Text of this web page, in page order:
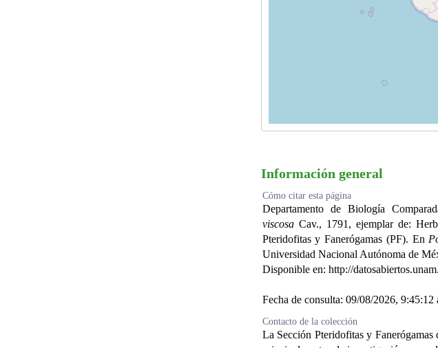
Información general
Cómo citar esta página
Departamento de Biología
viscosaCav., 1791, ejemplar de:
Pteridofitas y Fanerógamas (PF). En
Universidad Nacional Autónoma de
Disponible en: http://
Fecha de consulta: 09/08/2026, 9:45:12
Contacto de la colección
La Sección Pteridofitas y